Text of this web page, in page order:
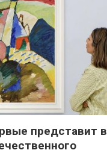
представит в